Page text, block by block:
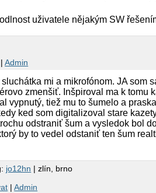
uživatele nějakým SW
|Admin
mi a mikrofónom. JA som
zmenšiť. Inšpiroval ma k tomu
vypnutý, tiež mu to šumelo a
ked som digitalizoval stare
odstraniť šum a vysledok bol
by to vedel odstaniť ten šum
jo12hn | zlín, brno
|Admin